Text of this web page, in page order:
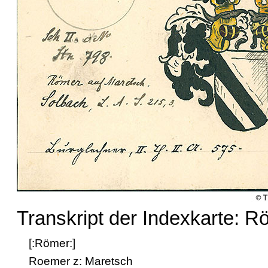
Transkript der Indexkarte:
[:Römer:]
Roemer z: Maretsch